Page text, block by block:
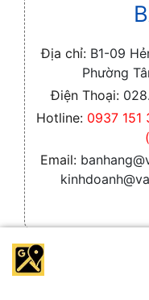
Địa chỉ: B1-09
Phường
Điện Thoại:
Hotline: 0937 151
Email: